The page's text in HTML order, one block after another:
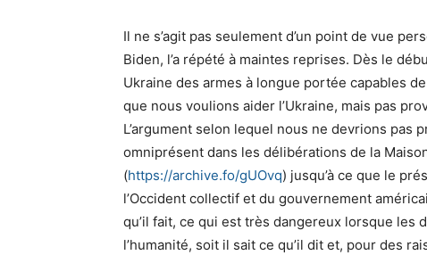
Il ne s’agit pas seulement d’un point de vue
Biden, l’a répété à maintes reprises. Dès le
Ukraine des armes à longue portée capables
que nous voulions aider l’Ukraine, mais pas
L’argument selon lequel nous ne devrions
omniprésent dans les délibérations de la
(https://archive.fo/gUOvq) jusqu’à ce que le
l’Occident collectif et du gouvernement
qu’il fait, ce qui est très dangereux lorsque les
l’humanité, soit il sait ce qu’il dit et, pour des